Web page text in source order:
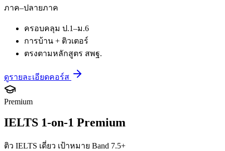
ภาค–ปลายภาค
ครอบคลุม ป.1–ม.6
การบ้าน + ติวเตอร์
ตรงตามหลักสูตร สพฐ.
ดูรายละเอียดคอร์ส
Premium
IELTS 1-on-1 Premium
ติว IELTS เดี่ยว เป้าหมาย Band 7.5+